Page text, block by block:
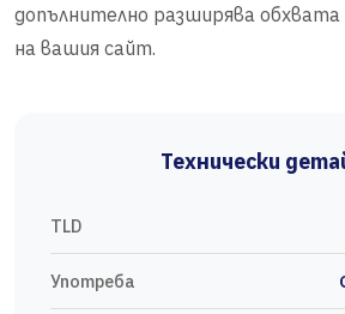
допълнително разширява
на вашия сайт.
Технически
TLD
Употреба